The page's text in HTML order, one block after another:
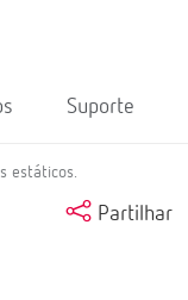
Suporte
estáticos.
Partilhar